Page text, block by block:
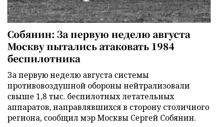
Собянин: За первую неделю августа
Москву пытались атаковать 1984
беспилотника
За первую неделю августа системы
противовоздушной обороны нейтрализовали
свыше 1,8 тыс. беспилотных летательных
аппаратов, направлявшихся в сторону столичного
региона, сообщил мэр Москвы Сергей Собянин.